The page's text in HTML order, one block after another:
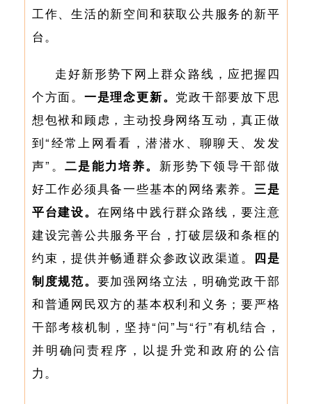
工作、生活的新空间和获取公共服务的新平
台。
走好新形势下网上群众路线，应把握四
个方面。 一是理念更新。 党政干部要放下思
想包袱和顾虑，主动投身网络互动，真正做
到“经常上网看看，潜潜水、聊聊天、发发
声”。 二是能力培养。 新形势下领导干部做
好工作必须具备一些基本的网络素养。 三是
平台建设。 在网络中践行群众路线，要注意
建设完善公共服务平台，打破层级和条框的
约束，提供并畅通群众参政议政渠道。 四是
制度规范。 要加强网络立法，明确党政干部
和普通网民双方的基本权利和义务；要严格
干部考核机制，坚持“问”与“行”有机结合，
并明确问责程序，以提升党和政府的公信
力。